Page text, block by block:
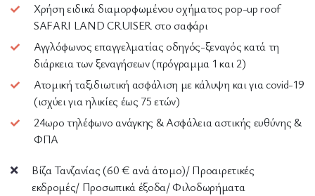
Χρήση ειδικά διαμορφωμένου οχήματος pop-up roof
SAFARI LAND CRUISER στο σαφάρι
Αγγλόφωνος επαγγελματίας οδηγός-ξεναγός κατά τη
διάρκεια των ξεναγήσεων (πρόγραμμα 1 και 2)
Ατομική ταξιδιωτική ασφάλιση με κάλυψη και για covid-19
(ισχύει για ηλικίες έως 75 ετών)
24ωρο τηλέφωνο ανάγκης & Ασφάλεια αστικής ευθύνης &
ΦΠΑ
Βίζα Τανζανίας (60 € ανά άτομο)/ Προαιρετικές
εκδρομές/ Προσωπικά έξοδα/ Φιλοδωρήματα